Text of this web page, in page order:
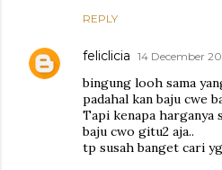
REPLY
feliclicia 14 December
bingung looh sama
padahal kan baju cwe
Tapi kenapa harganya
baju cwo gitu2 aja..
tp susah banget cari